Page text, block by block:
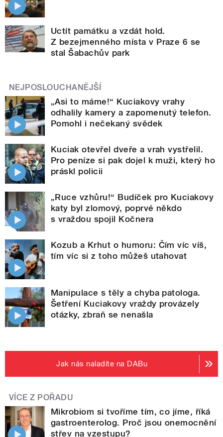
Uctít památku a vzdát hold.
Z bezejmenného místa v Praze 6 se
stal Šabachův park
NEJPOSLOUCHANĚJŠÍ
„Asi to máme!“ Kuciakovy vrahy
odhalily kamery a zapomenutý telefon.
Pomohl i nečekaný svědek
Kuciak otevřel dveře a vrah vystřelil.
Pro peníze si pak dojel k muži, který ho
práskl policii
„Ruce vzhůru!“ Budíček pro Kuciakovy
katy byl zlomový, poprvé někdo
s vraždou spojil Kočnera
Kozub a Krhut o humoru: Čím víc víš,
tím víc si z toho můžeš utahovat
Manipulace s těly a chyba patologa.
Šetření Kuciakovy vraždy provázely
otázky, zbraň se nenašla
Jak nás naladíte na DABu
VÍCE Z POŘADU
Mikrobiom si tvoříme tím, co jíme, říká
gastroenterolog. Proč jsou onemocnění
střev na vzestupu?